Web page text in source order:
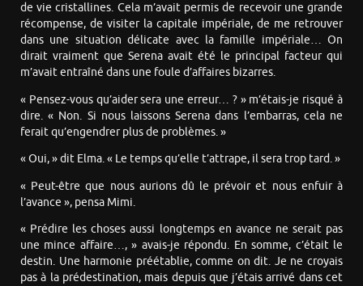
de vie cristallines. Cela m’avait permis de recevoir une grande
récompense, de visiter la capitale impériale, de me retrouver
dans une situation délicate avec la famille impériale… On
dirait vraiment que Serena avait été le principal facteur qui
m’avait entraîné dans une foule d’affaires bizarres.
« Pensez-vous qu’aider sera une erreur… ? » m’étais-je risqué à
dire. « Non. Si nous laissons Serena dans l’embarras, cela ne
ferait qu’engendrer plus de problèmes. »
« Oui, » dit Elma. « Le temps qu’elle t’attrape, il sera trop tard. »
« Peut-être que nous aurions dû le prévoir et nous enfuir à
l’avance », pensa Mimi.
« Prédire les choses aussi longtemps en avance ne serait pas
une mince affaire…, » avais-je répondu. En somme, c’était le
destin. Une harmonie préétablie, comme on dit. Je ne croyais
pas à la prédestination, mais depuis que j’étais arrivé dans cet